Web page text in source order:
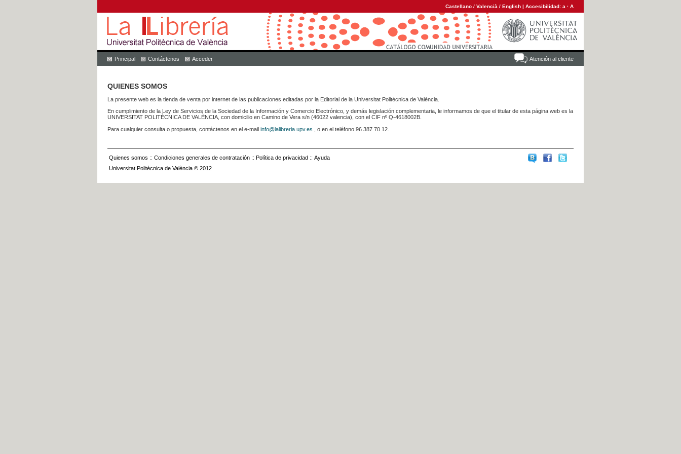
Castellano / Valencià / English | Accesibilidad: a · A
Atención al cliente
Principal Contáctenos Acceder
QUIENES SOMOS
La presente web es la tienda de venta por internet de las publicaciones editadas por la Editorial de la Universitat Politècnica de València.
En cumplimiento de la Ley de Servicios de la Sociedad de la Información y Comercio Electrónico, y demás legislación complementaria, le informamos de que el titular de esta página web es la
UNIVERSITAT POLITÈCNICA DE VALÈNCIA, con domicilio en Camino de Vera s/n (46022 valencia), con el CIF nº Q-4618002B.
Para cualquier consulta o propuesta, contáctenos en el e-mail info@lalibreria.upv.es , o en el teléfono 96 387 70 12.
Quienes somos :: Condiciones generales de contratación :: Política de privacidad :: Ayuda
Universitat Politècnica de València © 2012